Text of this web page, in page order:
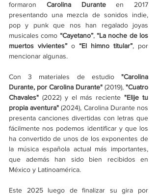
formaron Carolina Durante en 2017
presentando una mezcla de sonidos indie,
pop y punk que nos han regalado joyas
musicales como “Cayetano”, “La noche de los
muertos vivientes” o “El himno titular”, por
mencionar algunas.
Con 3 materiales de estudio "Carolina
Durante, por Carolina Durante" (2019), "Cuatro
Chavales" (2022) y el más reciente "Elije tu
propia aventura" (2024), Carolina Durante nos
presenta canciones divertidas con letras que
fácilmente nos podemos identificar y que los
ha convertido de unos de los exponentes de
la música española actual más importantes,
que además han sido bien recibidos en
México y Latinoamérica.
Este 2025 luego de finalizar su gira por